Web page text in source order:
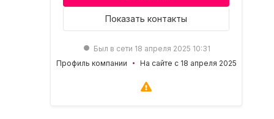
Показать контакты
Был в сети 18 апреля 2025 10:31
Профиль компании
На сайте с 18 апреля 2025